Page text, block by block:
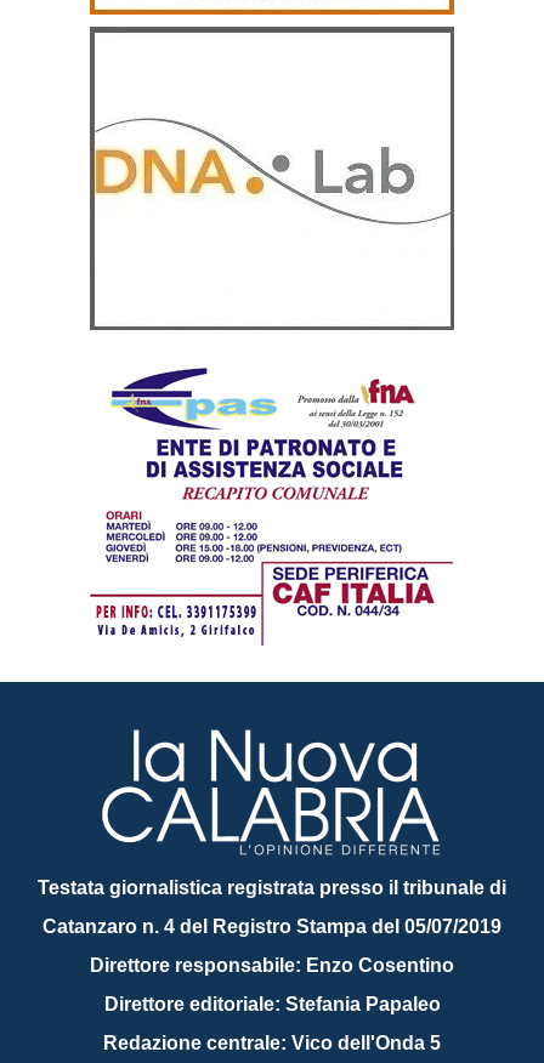
Testata giornalistica registrata presso il tribunale di
Catanzaro n. 4 del Registro Stampa del 05/07/2019
Direttore responsabile: Enzo Cosentino
Direttore editoriale: Stefania Papaleo
Redazione centrale: Vico dell'Onda 5